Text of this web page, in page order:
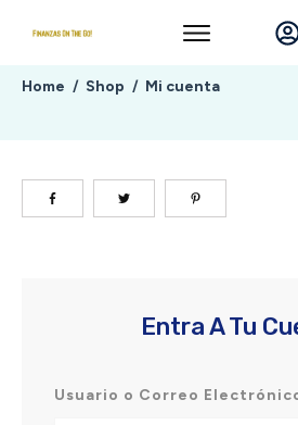
Home / Shop / Mi cuenta
Entra A Tu
Usuario o Correo